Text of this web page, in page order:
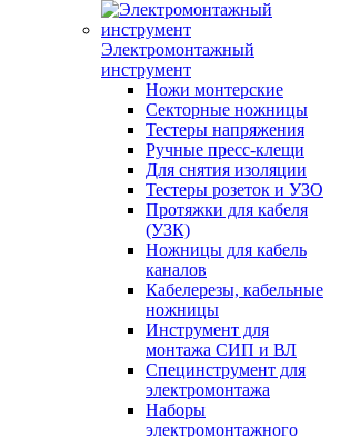
Электромонтажный
инструмент
Ножи монтерские
Секторные ножницы
Тестеры напряжения
Ручные пресс-клещи
Для снятия изоляции
Тестеры розеток и УЗО
Протяжки для кабеля
(УЗК)
Ножницы для кабель
каналов
Кабелерезы, кабельные
ножницы
Инструмент для
монтажа СИП и ВЛ
Специнструмент для
электромонтажа
Наборы
электромонтажного